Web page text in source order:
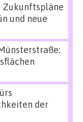
Zukunftspläne
und neue
der